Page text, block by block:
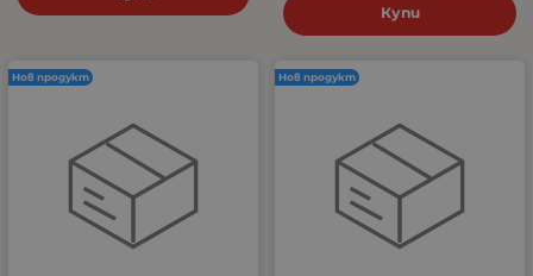
Купи
Нов продукт Нов продукт